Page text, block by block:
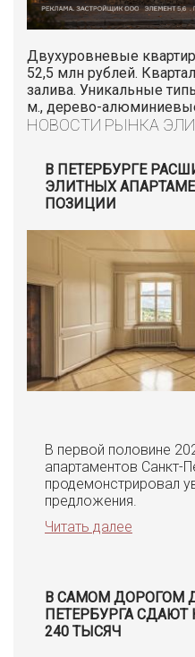
Двухуровневые
52,5 млн рублей.
залива. Уникальные
м., дерево-
НОВОСТИ РЫНКА
В ПЕТЕРБУРГЕ
ЭЛИТНЫХ
ПОЗИЦИИ
В первой половине
апартаментов Санкт-
продемонстрировал
предложения.
Читать далее
В САМОМ ДОРОГОМ
ПЕТЕРБУРГА
240 ТЫСЯЧ